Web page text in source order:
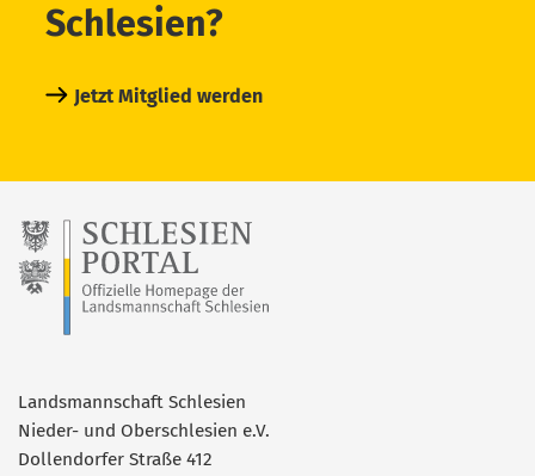
Schlesien?
Jetzt Mitglied werden
Landsmannschaft Schlesien
Nieder- und Oberschlesien e.V.
Dollendorfer Straße 412